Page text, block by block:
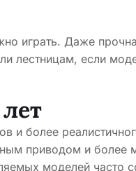
играть. Даже
лестницам, если
и более
приводом и более
моделей часто